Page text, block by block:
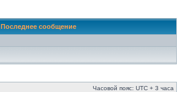
Последнее сообщение
Часовой пояс: UTC + 3 часа